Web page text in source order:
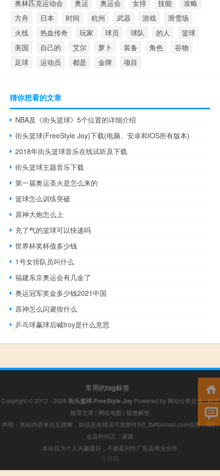
奥林匹克运动会
奥运 奥运会 女排 技能
攻略
方舟
日本 时间 杭州 武器 游戏
滑雪场
火线
热血传奇 玩家 球员 球队 的人
篮球
美国
自己的 艾尔 萝卜 装备 角色
谷物
足球
运动员 都是 金牌 项目
猜你想看的文章
NBA及《街头篮球》5个位置的详细介绍
街头篮球(FreeStyle Joy)下载(电脑、安卓和IOS所有版本)
2018年街头篮球音乐在线试听及下载
街头篮球主题音乐下载
第一届奥运圣火是怎么来的
篮球怎么训练突破
原神大炮怎么上
充了气的篮球可以快递吗
世界杯奖杯值多少钱
1号女排队员叫什么
福建东京奥运会有几金了
奥运冠军奖金多少钱2021中国
原神怎么闪避按什么
乒乓球赢球后喊troy是什么意思
常用的tag标签
Copyright © 2012 - 2026 街头篮球-FreeStyle Joy Powered by 网站分类目录|精选
推荐文章 | 网站地图 | 疑难解答
声明：本站内容来自互联网，如信息有错误可发邮件到f_fb#foxmail.com说明，我们
会及时纠正，谢谢
本站仅为个人兴趣爱好，不接盈利性广告及商业合作
小男孩